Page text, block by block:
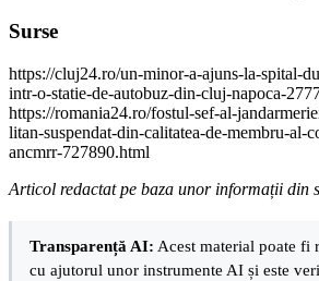
Surse
https://cluj24.ro/un-minor-a-ajuns-la-spital-
intr-o-statie-de-autobuz-din-cluj-napoca-
https://romania24.ro/fostul-sef-al-
litan-suspendat-din-calitatea-de-membru-al-
ancmrr-727890.html
Articol redactat pe baza unor informații din
Transparență AI: Acest material poate fi
cu ajutorul unor instrumente AI și este